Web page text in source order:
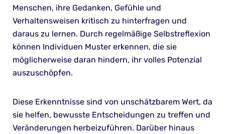
Menschen, ihre Gedanken, Gefühle und
Verhaltensweisen kritisch zu hinterfragen und
daraus zu lernen. Durch regelmäßige Selbstreflexion
können Individuen Muster erkennen, die sie
möglicherweise daran hindern, ihr volles Potenzial
auszuschöpfen.
Diese Erkenntnisse sind von unschätzbarem Wert, da
sie helfen, bewusste Entscheidungen zu treffen und
Veränderungen herbeizuführen. Darüber hinaus